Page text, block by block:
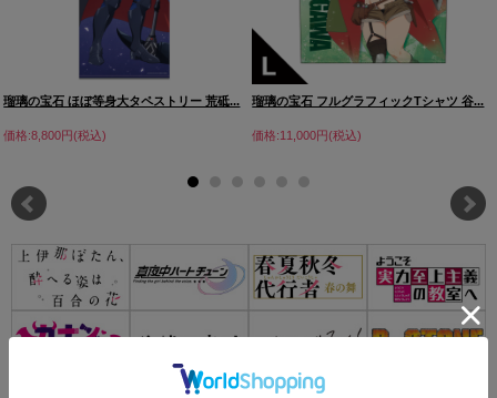
瑠璃の宝石 ほぼ等身大タペストリー 荒砥...
価格:8,800円(税込)
瑠璃の宝石 フルグラフィックTシャツ 谷...
価格:11,000円(税込)